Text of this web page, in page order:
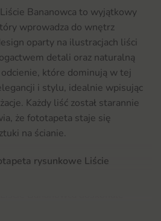
Bananowca to wyjątkowy
wprowadza do wnętrz
oparty na ilustracjach liści
detali oraz naturalną
które dominują w tej
i stylu, idealnie wpisując
Każdy liść został starannie
że fototapeta staje się
na ścianie.
rysunkowe Liście
Bananowca doskonale